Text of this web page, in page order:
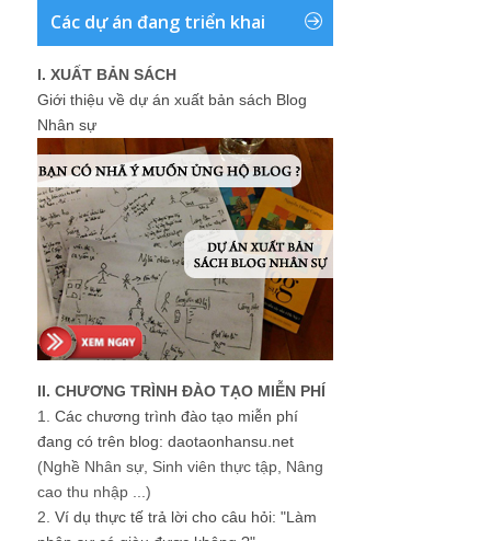
Các dự án đang triển khai
I. XUẤT BẢN SÁCH
Giới thiệu về dự án xuất bản sách Blog
Nhân sự
II. CHƯƠNG TRÌNH ĐÀO TẠO MIỄN PHÍ
1. Các chương trình đào tạo miễn phí
đang có trên blog: daotaonhansu.net
(Nghề Nhân sự, Sinh viên thực tập, Nâng
cao thu nhập ...)
2. Ví dụ thực tế trả lời cho câu hỏi: "Làm